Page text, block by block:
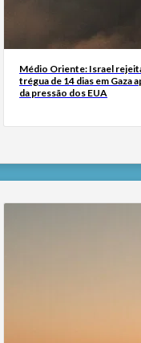
Médio Oriente: Israel
trégua de 14 dias em Gaza
da pressão dos EUA